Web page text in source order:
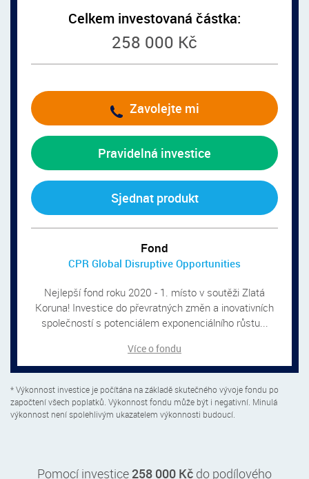
Celkem investovaná částka:
258 000 Kč
Zavolejte mi
Pravidelná investice
Sjednat produkt
Fond
CPR Global Disruptive Opportunities
Nejlepší fond roku 2020 - 1. místo v soutěži Zlatá
Koruna! Investice do převratných změn a inovativních
společností s potenciálem exponenciálního růstu...
Více o fondu
* Výkonnost investice je počítána na základě skutečného vývoje fondu po
započtení všech poplatků. Výkonnost fondu může být i negativní. Minulá
výkonnost není spolehlivým ukazatelem výkonnosti budoucí.
Pomocí investice258 000 Kč do podílového